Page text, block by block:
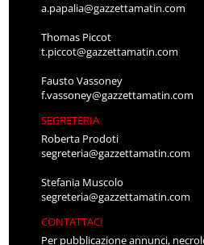
Thomas Piccot
t.piccot@gazzettamatin.com
Fausto Vassoney
f.vassoney@gazzettamatin.com
SEGRETERIA
Roberta Prodoti
segreteria@gazzettamatin.com
Stefania Muscolo
segreteria@gazzettamatin.com
CONTATTACI
Per pubblicazione annunci,
contattare la segreteria al